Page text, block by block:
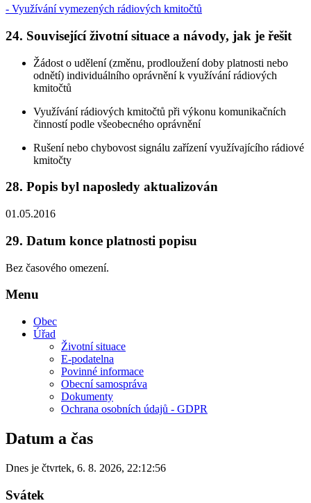
- Využívání vymezených rádiových kmitočtů
24. Související životní situace a návody, jak je řešit
Žádost o udělení (změnu, prodloužení doby platnosti nebo
odnětí) individuálního oprávnění k využívání rádiových
kmitočtů
Využívání rádiových kmitočtů při výkonu komunikačních
činností podle všeobecného oprávnění
Rušení nebo chybovost signálu zařízení využívajícího rádiové
kmitočty
28. Popis byl naposledy aktualizován
01.05.2016
29. Datum konce platnosti popisu
Bez časového omezení.
Menu
Obec
Úřad
Životní situace
E-podatelna
Povinné informace
Obecní samospráva
Dokumenty
Ochrana osobních údajů - GDPR
Datum a čas
Dnes je čtvrtek, 6. 8. 2026, 22:12:56
Svátek